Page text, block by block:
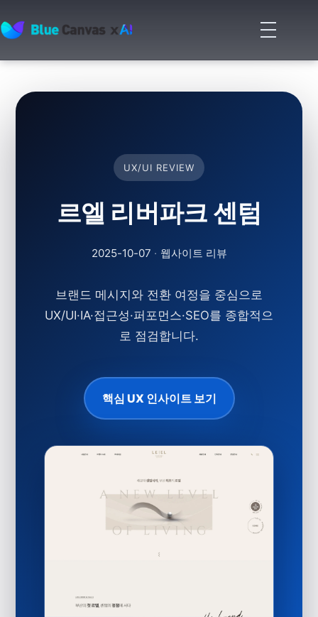
BLUECANVAS
메
뉴
기
UX/UI REVIEW
르엘 리버파크 센텀
2025-10-07 · 웹사이트 리뷰
브랜드 메시지와 전환 여정을 중심으로
UX/UI·IA·접근성·퍼포먼스·SEO를 종합적으
로 점검합니다.
핵심 UX 인사이트 보기